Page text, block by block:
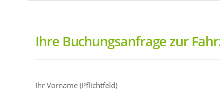
Ihre Buchungsanfrage zur
Ihr Vorname (Pflichtfeld)